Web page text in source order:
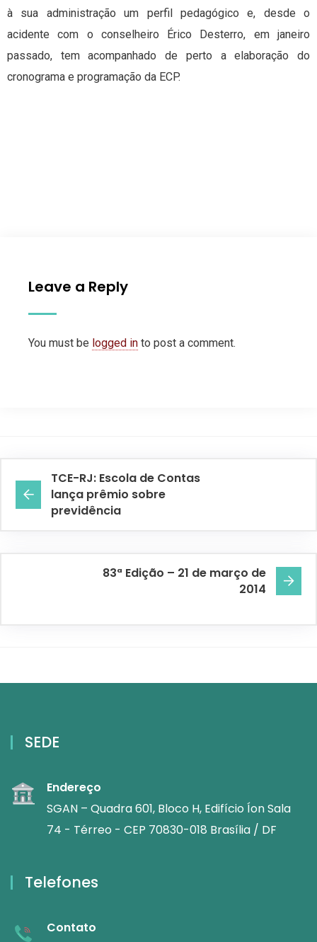
à sua administração um perfil pedagógico e, desde o
acidente com o conselheiro Érico Desterro, em janeiro
passado, tem acompanhado de perto a elaboração do
cronograma e programação da ECP.
Leave a Reply
You must be logged in to post a comment.
TCE-RJ: Escola de Contas
lança prêmio sobre
previdência
83ª Edição – 21 de março de
2014
SEDE
Endereço
SGAN – Quadra 601, Bloco H, Edifício Íon Sala
74 - Térreo - CEP 70830-018 Brasília / DF
Telefones
Contato